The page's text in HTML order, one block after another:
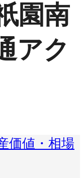
園南
アク
価値・相場